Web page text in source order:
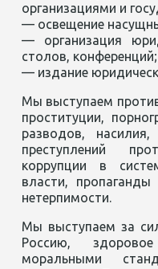
организациями и
— освещение
— организация
столов, конференций;
— издание
Мы выступаем
проституции,
разводов, насилия,
преступлений
коррупции в
власти,
нетерпимости.
Мы выступаем за
Россию,
моральными